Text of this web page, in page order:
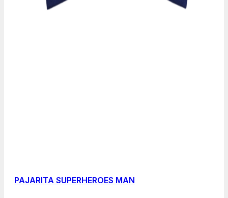
PAJARITA SUPERHEROES MAN